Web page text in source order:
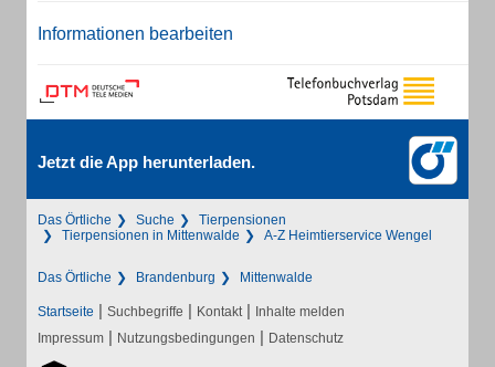
Informationen bearbeiten
Jetzt die App herunterladen.
Das Örtliche Suche
Tierpensionen
Tierpensionen in Mittenwalde
A-Z Heimtierservice Wengel
Das Örtliche Brandenburg Mittenwalde
Startseite | Suchbegriffe | Kontakt | Inhalte melden
Impressum | Nutzungsbedingungen | Datenschutz